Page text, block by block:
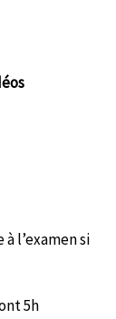
l’examen si
5h